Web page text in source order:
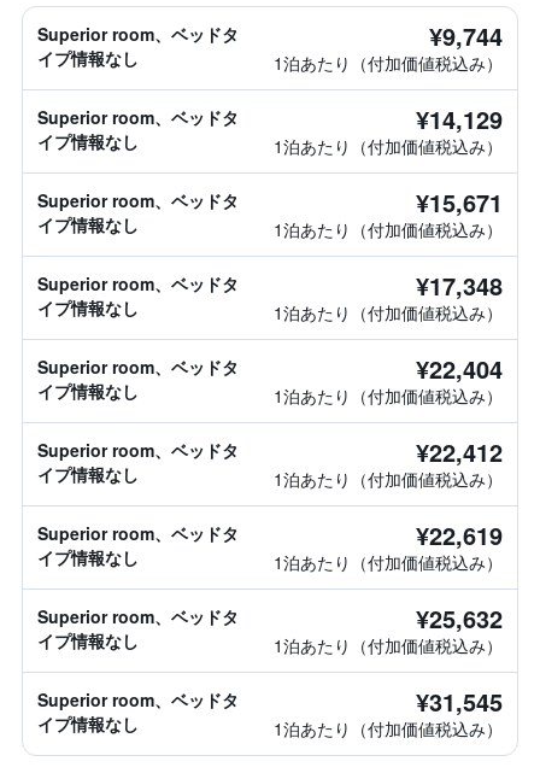
Superior room、ベッドタ
イプ情報なし
¥9,744
1泊あたり（付加価値税込み）
Superior room、ベッドタ
イプ情報なし
¥14,129
1泊あたり（付加価値税込み）
Superior room、ベッドタ
イプ情報なし
¥15,671
1泊あたり（付加価値税込み）
Superior room、ベッドタ
イプ情報なし
¥17,348
1泊あたり（付加価値税込み）
Superior room、ベッドタ
イプ情報なし
¥22,404
1泊あたり（付加価値税込み）
Superior room、ベッドタ
イプ情報なし
¥22,412
1泊あたり（付加価値税込み）
Superior room、ベッドタ
イプ情報なし
¥22,619
1泊あたり（付加価値税込み）
Superior room、ベッドタ
イプ情報なし
¥25,632
1泊あたり（付加価値税込み）
Superior room、ベッドタ
イプ情報なし
¥31,545
1泊あたり（付加価値税込み）